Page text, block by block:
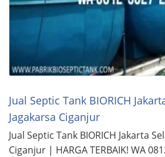
Jual Septic Tank BIORICH
Jagakarsa Ciganjur
Jual Septic Tank BIORICH Jakarta
Ciganjur | HARGA TERBAIK! WA